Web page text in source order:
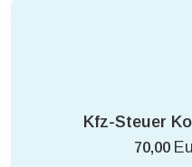
Kfz-Steuer
70,00